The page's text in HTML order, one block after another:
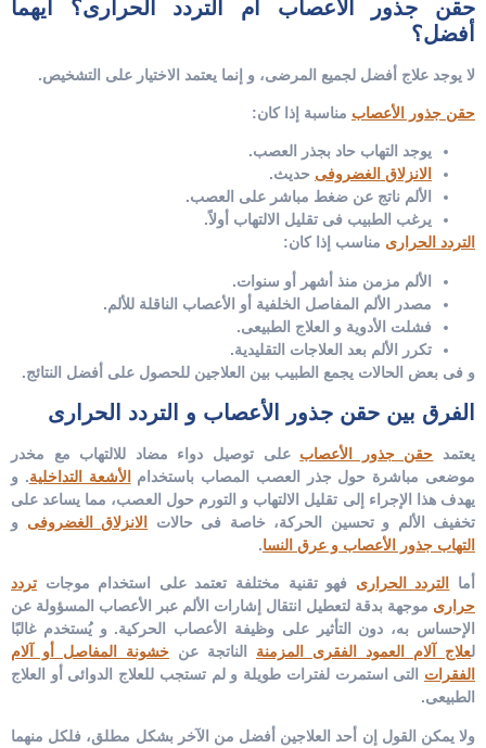
حقن جذور الأعصاب أم التردد الحرارى؟ أيهما
أفضل؟
لا يوجد علاج أفضل لجميع المرضى، و إنما يعتمد الاختيار على التشخيص.
حقن جذور الأعصاب مناسبة إذا كان:
يوجد التهاب حاد بجذر العصب.
الانزلاق الغضروفى حديث.
الألم ناتج عن ضغط مباشر على العصب.
يرغب الطبيب فى تقليل الالتهاب أولاً.
التردد الحرارى مناسب إذا كان:
الألم مزمن منذ أشهر أو سنوات.
مصدر الألم المفاصل الخلفية أو الأعصاب الناقلة للألم.
فشلت الأدوية و العلاج الطبيعى.
تكرر الألم بعد العلاجات التقليدية.
و فى بعض الحالات يجمع الطبيب بين العلاجين للحصول على أفضل النتائج.
الفرق بين حقن جذور الأعصاب و التردد الحرارى
يعتمد حقن جذور الأعصاب على توصيل دواء مضاد للالتهاب مع مخدر
موضعى مباشرة حول جذر العصب المصاب باستخدام
الأشعة التداخلية. و
يهدف هذا الإجراء إلى تقليل الالتهاب و التورم حول العصب، مما يساعد على
تخفيف الألم و تحسين الحركة، خاصة فى حالات
الانزلاق الغضروفى و
التهاب جذور الأعصاب و عرق النسا.
أما التردد الحرارى فهو تقنية مختلفة تعتمد على استخدام موجات تردد
حرارى موجهة بدقة لتعطيل انتقال إشارات الألم عبر الأعصاب المسؤولة عن
الإحساس به، دون التأثير على وظيفة الأعصاب الحركية. و يُستخدم غالبًا
لعلاج آلام العمود الفقرى المزمنة الناتجة عن خشونة المفاصل أو آلام
الفقرات التى استمرت لفترات طويلة و لم تستجب للعلاج الدوائى أو العلاج
الطبيعى.
ولا يمكن القول إن أحد العلاجين أفضل من الآخر بشكل مطلق، فلكل منهما